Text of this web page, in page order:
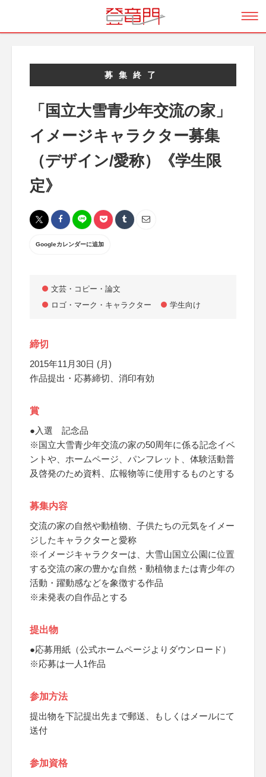
募集終了
「国立大雪青少年交流の家」
イメージキャラクター募集
（デザイン/愛称）《学生限
定》
Googleカレンダーに追加
文芸・コピー・論文
ロゴ・マーク・キャラクター
学生向け
締切
2015年11月30日 (月)
作品提出・応募締切、消印有効
賞
●入選 記念品
※国立大雪青少年交流の家の50周年に係る記念イベ
ントや、ホームページ、パンフレット、体験活動普
及啓発のため資料、広報物等に使用するものとする
募集内容
交流の家の自然や動植物、子供たちの元気をイメー
ジしたキャラクターと愛称
※イメージキャラクターは、大雪山国立公園に位置
する交流の家の豊かな自然・動植物または青少年の
活動・躍動感などを象徴する作品
※未発表の自作品とする
提出物
●応募用紙（公式ホームページよりダウンロード）
※応募は一人1作品
参加方法
提出物を下記提出先まで郵送、もしくはメールにて
送付
参加資格